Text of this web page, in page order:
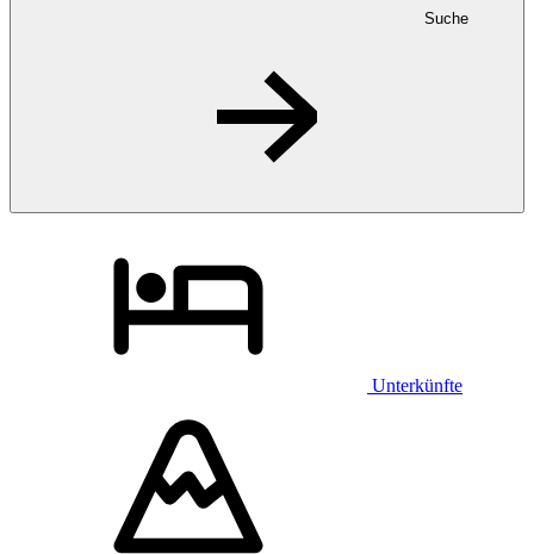
Suche
Unterkünfte